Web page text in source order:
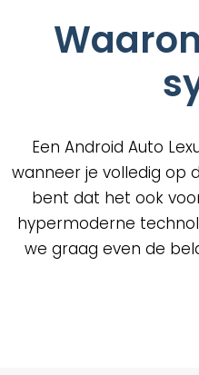
de
productpagina
Een Android Auto
wanneer je volledig op
bent dat het ook
hypermoderne
we graag even de